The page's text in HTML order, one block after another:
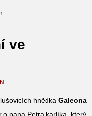
ve
hnědka Galeona
pana Petra karlíka, který